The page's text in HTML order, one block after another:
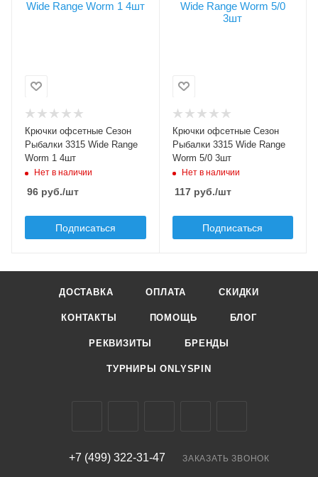
4
Цвет крючка
черный
Бородка
с бородкой
Крючки офсетные Сезон
Рыбалки 3315 Wide Range
Worm 1 4шт
Нет в наличии
96 руб./шт
Подписаться
Модель крючков
5/0
3
Цвет крючка
черный
Бородка
с бородкой
Крючки офсетные Сезон
Рыбалки 3315 Wide Range
Worm 5/0 3шт
Нет в наличии
117руб./шт
Подписаться
ДОСТАВКА ОПЛАТА СКИДКИ
КОНТАКТЫ ПОМОЩЬ БЛОГ
РЕКВИЗИТЫ БРЕНДЫ
ТУРНИРЫ ONLYSPIN
+7 (499) 322-31-47 ЗАКАЗАТЬ ЗВОНОК